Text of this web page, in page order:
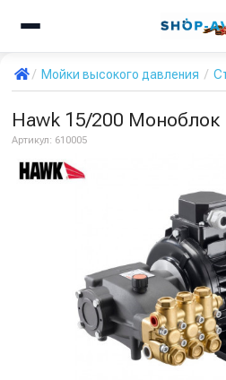
Мойки высокого давления
Hawk 15/200 Моноблок
Артикул: 610005